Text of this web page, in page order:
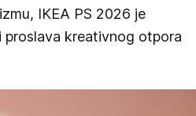
IKEA PS 2026 je
kreativnog otpora